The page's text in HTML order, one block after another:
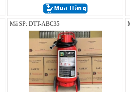
Mã SP: DTT-ABC35